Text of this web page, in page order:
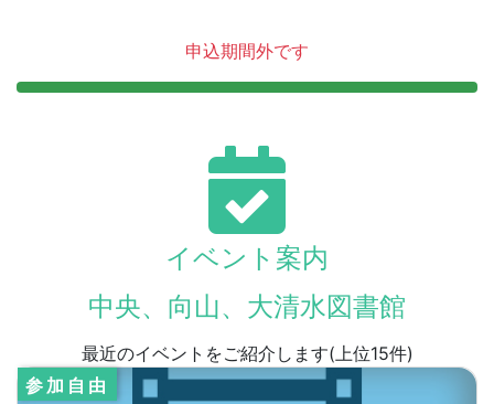
申込期間外です
イベント案内
中央、向山、大清水図書館
最近のイベントをご紹介します(上位15件)
参加自由